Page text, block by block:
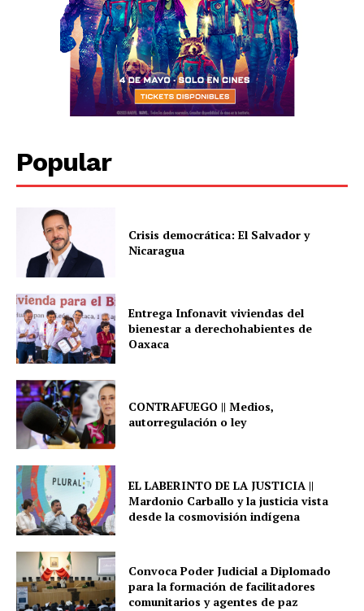
Popular
Crisis democrática: El Salvador y
Nicaragua
Entrega Infonavit viviendas del
bienestar a derechohabientes de
Oaxaca
CONTRAFUEGO || Medios,
autorregulación o ley
EL LABERINTO DE LA JUSTICIA ||
Mardonio Carballo y la justicia vista
desde la cosmovisión indígena
Convoca Poder Judicial a Diplomado
para la formación de facilitadores
comunitarios y agentes de paz